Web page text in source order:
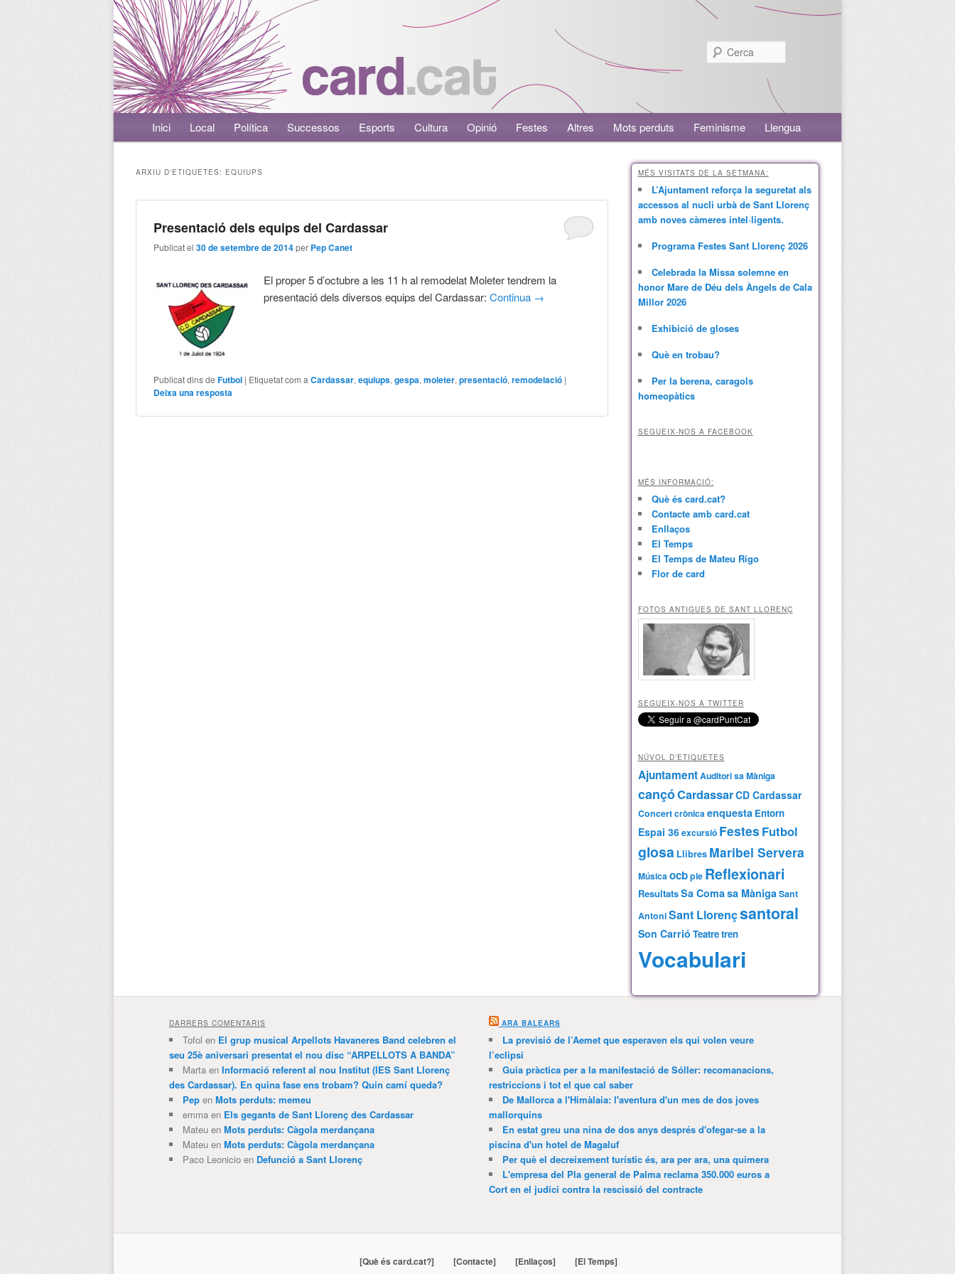
Menú principalAneu al contingut principal
Aneu al contingut secundari
Inici Local Política Successos Esports Cultura Opinió Festes Altres Mots perduts Feminisme Llengua
ARXIU D'ETIQUETES: EQUIUPS
Presentació dels equips del Cardassar
Publicat el30 de setembre de 2014per Pep Canet
El proper 5 d’octubre a les 11 h al remodelat Moleter tendrem la
presentació dels diversos equips del Cardassar:Continua →
Publicat dins de Futbol | Etiquetat com a Cardassar,equiups,gespa,moleter,presentació,remodelació |
Deixa una resposta
MÉS VISITATS DE LA SETMANA:
L’Ajuntament reforça la seguretat als
accessos al nucli urbà de Sant Llorenç
amb noves càmeres intel·ligents.
Programa Festes Sant Llorenç 2026
Celebrada la Missa solemne en
honor Mare de Déu dels Àngels de Cala
Millor 2026
Exhibició de gloses
Què en trobau?
Per la berena, caragols
homeopàtics
SEGUEIX-NOS A FACEBOOK
MÉS INFORMACIÓ:
Què és card.cat?
Contacte amb card.cat
Enllaços
El Temps
El Temps de Mateu Rigo
Flor de card
FOTOS ANTIGUES DE SANT LLORENÇ
SEGUEIX-NOS A TWITTER
NÚVOL D’ETIQUETES
AjuntamentAuditori sa Màniga
cançóCardassarCD Cardassar
Concertcrònicaenquesta Entorn
Espai 36excursió Festes Futbol
glosa Llibres Maribel Servera
Músicaocbple Reflexionari
ResultatsSa Comasa MànigaSant
AntoniSant Llorençsantoral
Son Carrió Teatretren
Vocabulari
DARRERS COMENTARIS
Tofol en El grup musical Arpellots Havaneres Band celebren el
seu 25è aniversari presentat el nou disc “ARPELLOTS A BANDA”
Martaen Informació referent al nou Institut (IES Sant Llorenç
des Cardassar). En quina fase ens trobam? Quin camí queda?
Pepen Mots perduts: memeu
emmaen Els gegants de Sant Llorenç des Cardassar
Mateuen Mots perduts: Càgola merdançana
Mateuen Mots perduts: Càgola merdançana
Paco Leonicioen Defunció a Sant Llorenç
ARA BALEARS
La previsió de l’Aemet que esperaven els qui volen veure
l’eclipsi
Guia pràctica per a la manifestació de Sóller: recomanacions,
restriccions i tot el que cal saber
De Mallorca a l'Himàlaia: l'aventura d'un mes de dos joves
mallorquins
En estat greu una nina de dos anys després d'ofegar-se a la
piscina d'un hotel de Magaluf
Per què el decreixement turístic és, ara per ara, una quimera
L'empresa del Pla general de Palma reclama 350.000 euros a
Cort en el judici contra la rescissió del contracte
[Què és card.cat?] [Contacte] [Enllaços] [El Temps]